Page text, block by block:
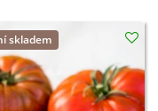
skladem